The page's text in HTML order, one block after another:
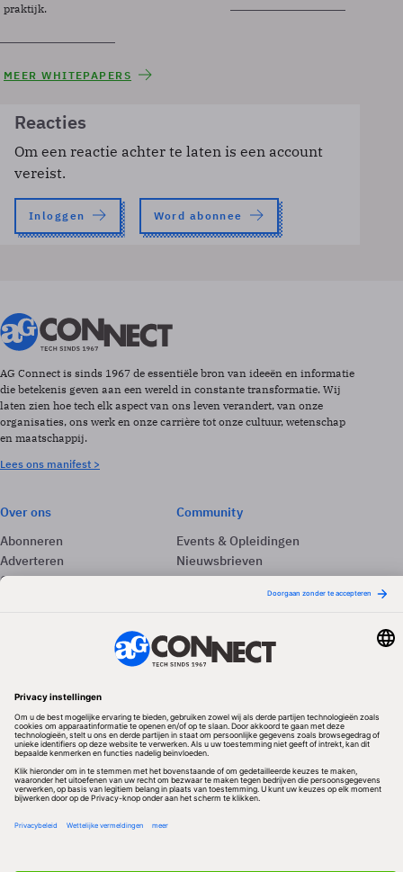
praktijk.
MEER WHITEPAPERS
Reacties
Om een reactie achter te laten is een account
vereist.
Inloggen Word abonnee
AG Connect is sinds 1967 de essentiële bron van ideeën en informatie
die betekenis geven aan een wereld in constante transformatie. Wij
laten zien hoe tech elk aspect van ons leven verandert, van onze
organisaties, ons werk en onze carrière tot onze cultuur, wetenschap
en maatschappij.
Lees ons manifest >
Over ons
Abonneren
Adverteren
Contact
Community
Events & Opleidingen
Nieuwsbrieven
Vacatures
Redactionele partner